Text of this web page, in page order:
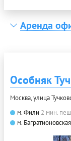
Аренда
Особняк
Москва, улица
м. Фили 2 мин.
м. Багратионовская